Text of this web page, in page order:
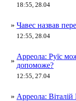
18:55, 28.04
» Чавес назвав
12:55, 28.04
»
Арреола: Руїс
допоможе?
12:55, 27.04
» Арреола: